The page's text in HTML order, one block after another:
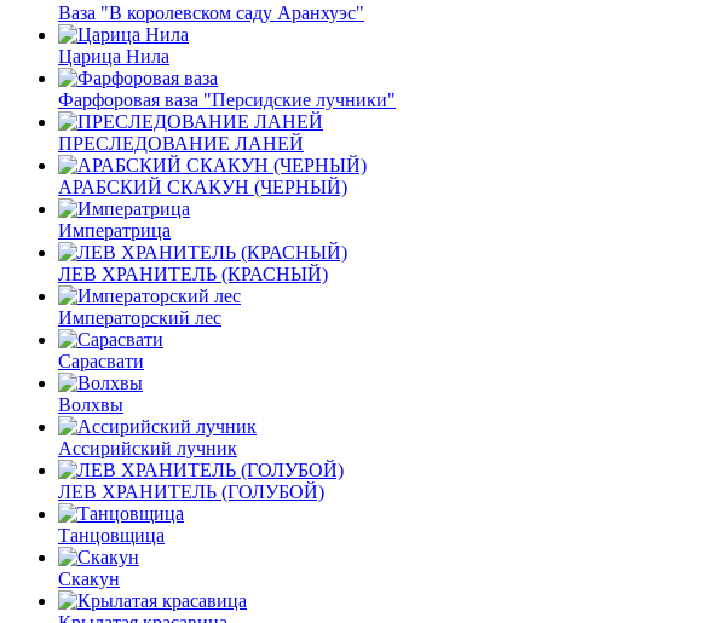
Ваза "В королевском саду Аранхуэс"
Царица Нила
Фарфоровая ваза "Персидские лучники"
ПРЕСЛЕДОВАНИЕ ЛАНЕЙ
АРАБСКИЙ СКАКУН (ЧЕРНЫЙ)
Императрица
ЛЕВ ХРАНИТЕЛЬ (КРАСНЫЙ)
Императорский лес
Сарасвати
Волхвы
Ассирийский лучник
ЛЕВ ХРАНИТЕЛЬ (ГОЛУБОЙ)
Танцовщица
Скакун